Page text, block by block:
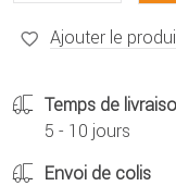
Ajouter le
Temps de
5 - 10 jours
Envoi de colis